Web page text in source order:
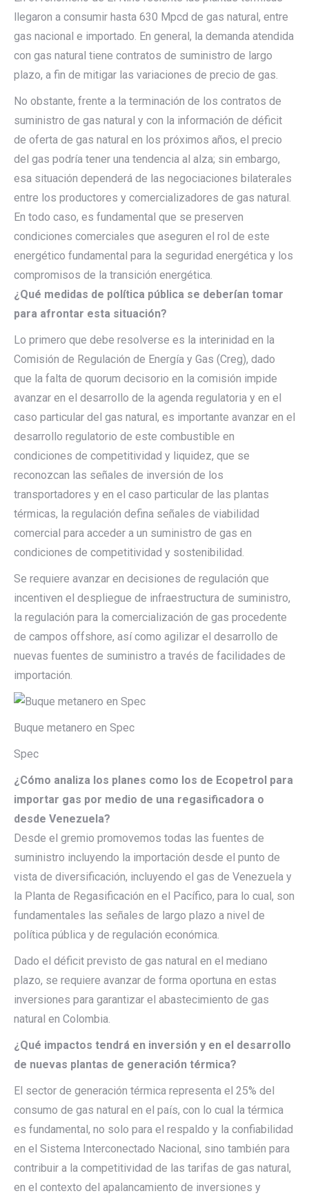
llegaron a consumir hasta 630 Mpcd de gas natural, entre
gas nacional e importado. En general, la demanda atendida
con gas natural tiene contratos de suministro de largo
plazo, a fin de mitigar las variaciones de precio de gas.
No obstante, frente a la terminación de los contratos de
suministro de gas natural y con la información de déficit
de oferta de gas natural en los próximos años, el precio
del gas podría tener una tendencia al alza; sin embargo,
esa situación dependerá de las negociaciones bilaterales
entre los productores y comercializadores de gas natural.
En todo caso, es fundamental que se preserven
condiciones comerciales que aseguren el rol de este
energético fundamental para la seguridad energética y los
compromisos de la transición energética.
¿Qué medidas de política pública se deberían tomar
para afrontar esta situación?
Lo primero que debe resolverse es la interinidad en la
Comisión de Regulación de Energía y Gas (Creg), dado
que la falta de quorum decisorio en la comisión impide
avanzar en el desarrollo de la agenda regulatoria y en el
caso particular del gas natural, es importante avanzar en el
desarrollo regulatorio de este combustible en
condiciones de competitividad y liquidez, que se
reconozcan las señales de inversión de los
transportadores y en el caso particular de las plantas
térmicas, la regulación defina señales de viabilidad
comercial para acceder a un suministro de gas en
condiciones de competitividad y sostenibilidad.
Se requiere avanzar en decisiones de regulación que
incentiven el despliegue de infraestructura de suministro,
la regulación para la comercialización de gas procedente
de campos offshore, así como agilizar el desarrollo de
nuevas fuentes de suministro a través de facilidades de
importación.
Buque metanero en Spec
Spec
¿Cómo analiza los planes como los de Ecopetrol para
importar gas por medio de una regasificadora o
desde Venezuela?
Desde el gremio promovemos todas las fuentes de
suministro incluyendo la importación desde el punto de
vista de diversificación, incluyendo el gas de Venezuela y
la Planta de Regasificación en el Pacífico, para lo cual, son
fundamentales las señales de largo plazo a nivel de
política pública y de regulación económica.
Dado el déficit previsto de gas natural en el mediano
plazo, se requiere avanzar de forma oportuna en estas
inversiones para garantizar el abastecimiento de gas
natural en Colombia.
¿Qué impactos tendrá en inversión y en el desarrollo
de nuevas plantas de generación térmica?
El sector de generación térmica representa el 25% del
consumo de gas natural en el país, con lo cual la térmica
es fundamental, no solo para el respaldo y la confiabilidad
en el Sistema Interconectado Nacional, sino también para
contribuir a la competitividad de las tarifas de gas natural,
en el contexto del apalancamiento de inversiones y